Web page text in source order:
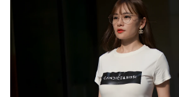
2026-01-26
去你的城市呼吸MO_1111 2023-01-07
黑色热裤,空空如也MF00510 2022-04-04
2022-06-20